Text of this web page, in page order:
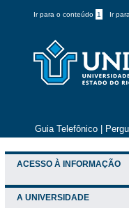
Ir para o conteúdo 1 Ir
Guia Telefônico
ACESSO À INFORMAÇÃO
A UNIVERSIDADE